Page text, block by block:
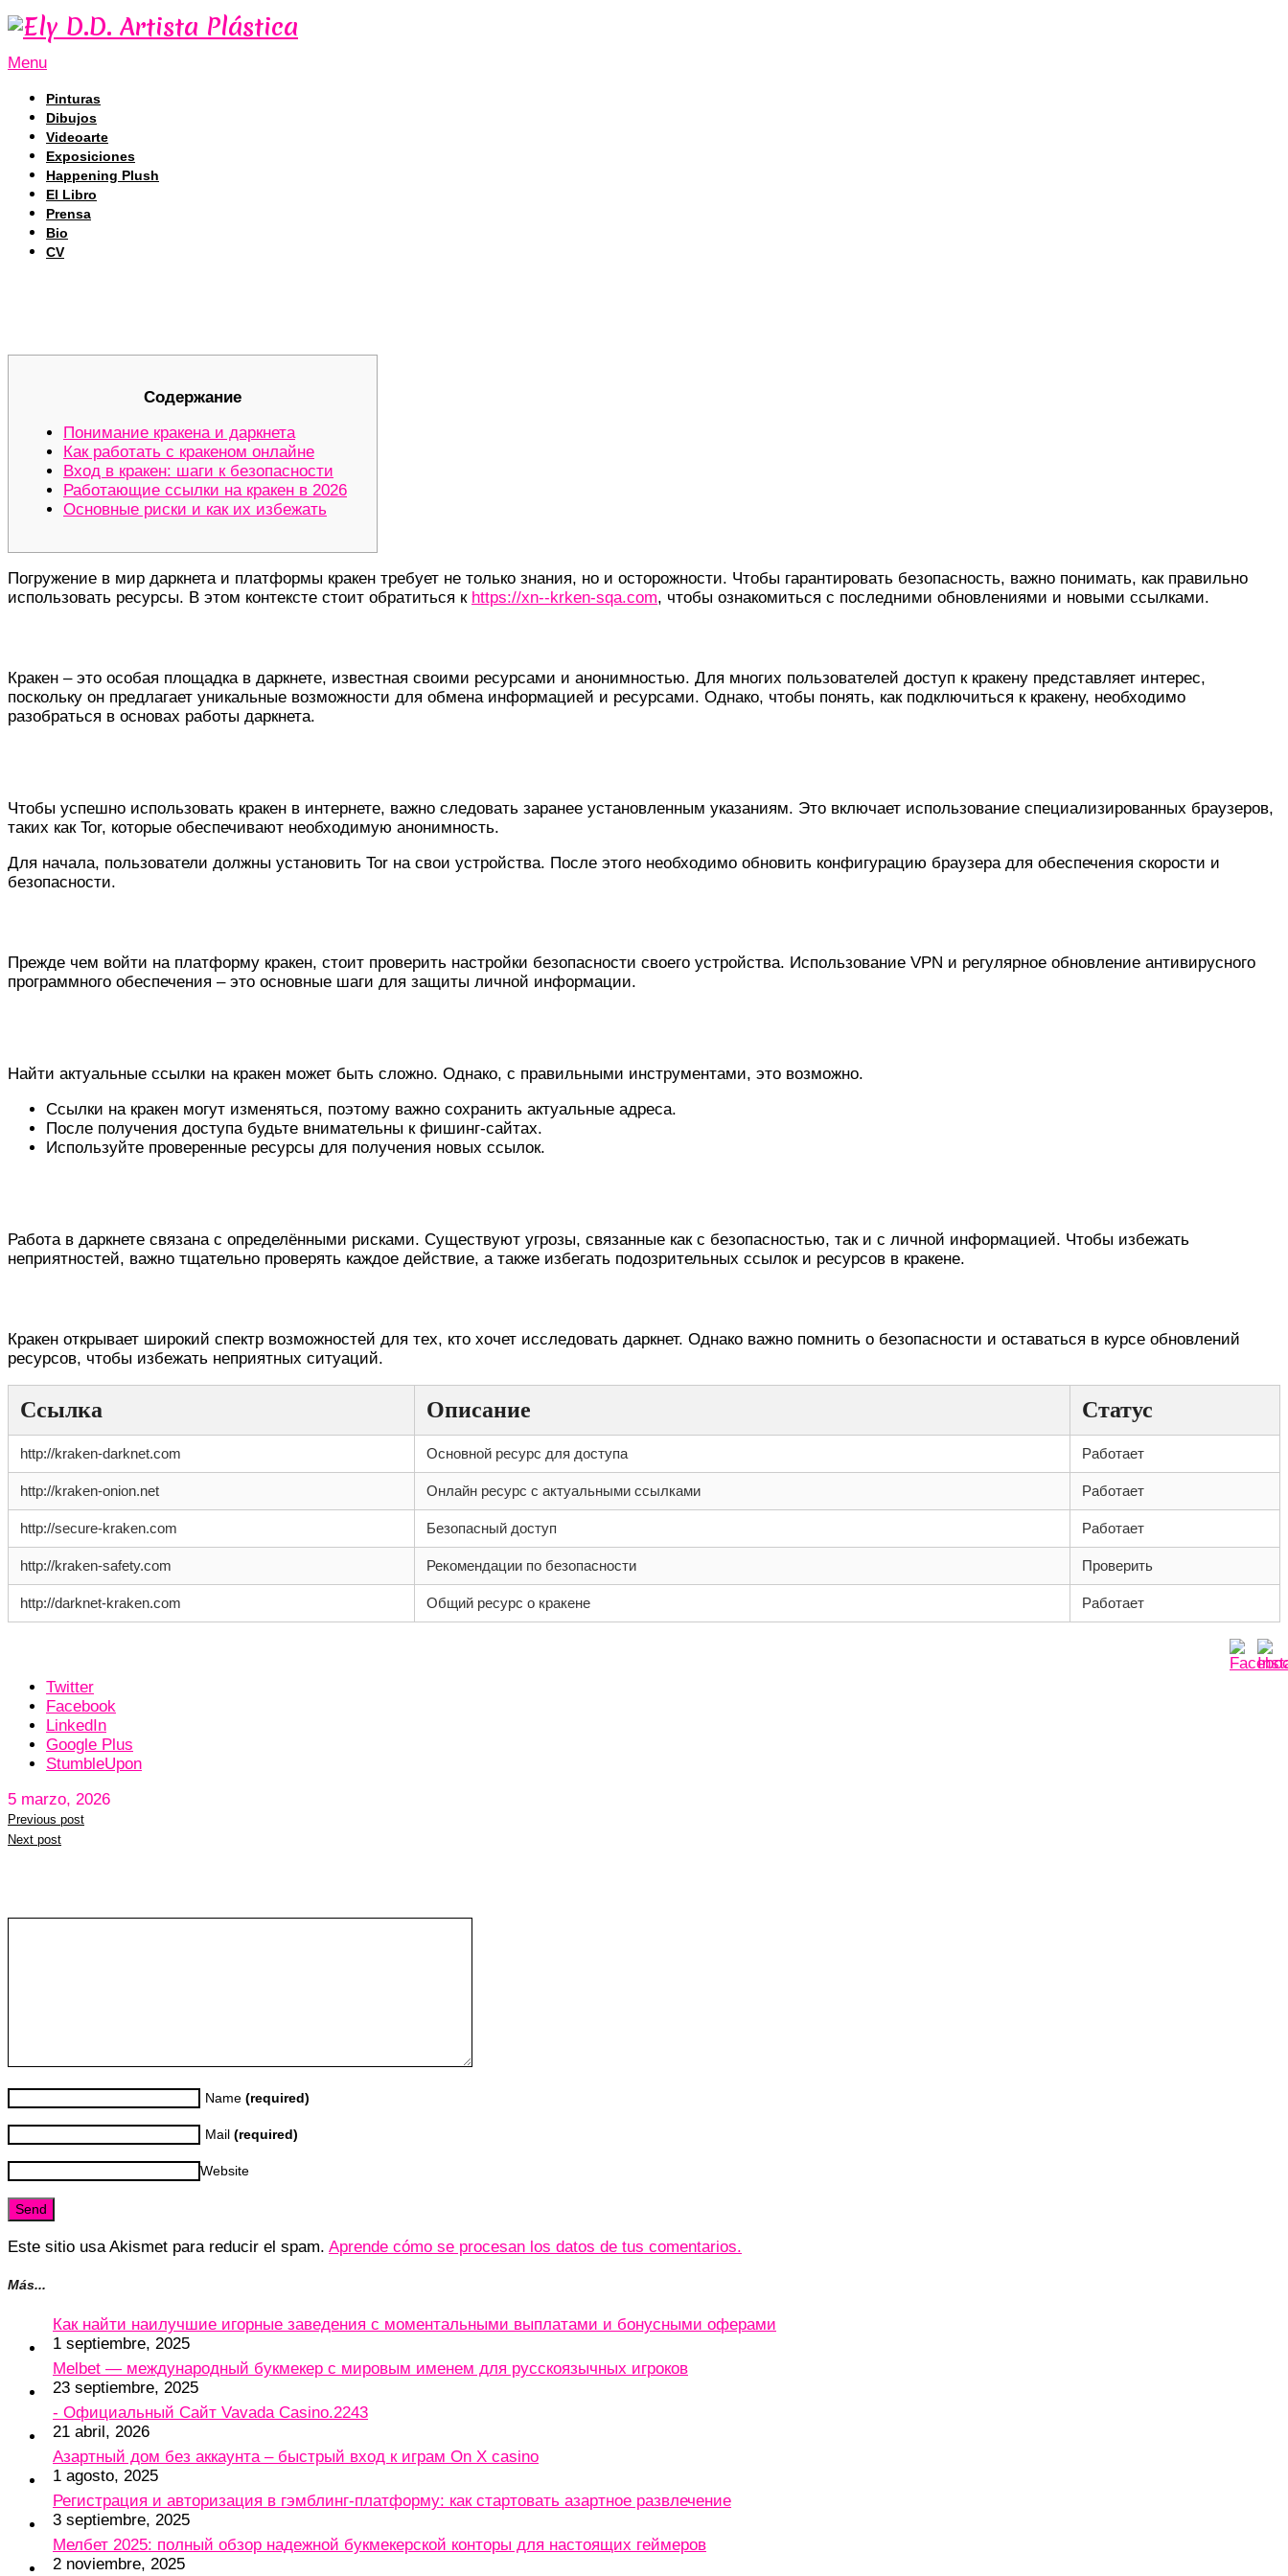
Menu
Pinturas
Dibujos
Videoarte
Exposiciones
Happening Plush
El Libro
Prensa
Bio
CV
Содержание
Понимание кракена и даркнета
Как работать с кракеном онлайне
Вход в кракен: шаги к безопасности
Работающие ссылки на кракен в 2026
Основные риски и как их избежать
Погружение в мир даркнета и платформы кракен требует не только знания, но и осторожности. Чтобы гарантировать безопасность, важно понимать, как правильно
использовать ресурсы. В этом контексте стоит обратиться к https://xn--krken-sqa.com, чтобы ознакомиться с последними обновлениями и новыми ссылками.
Кракен – это особая площадка в даркнете, известная своими ресурсами и анонимностью. Для многих пользователей доступ к кракену представляет интерес,
поскольку он предлагает уникальные возможности для обмена информацией и ресурсами. Однако, чтобы понять, как подключиться к кракену, необходимо
разобраться в основах работы даркнета.
Чтобы успешно использовать кракен в интернете, важно следовать заранее установленным указаниям. Это включает использование специализированных браузеров,
таких как Tor, которые обеспечивают необходимую анонимность.
Для начала, пользователи должны установить Tor на свои устройства. После этого необходимо обновить конфигурацию браузера для обеспечения скорости и
безопасности.
Прежде чем войти на платформу кракен, стоит проверить настройки безопасности своего устройства. Использование VPN и регулярное обновление антивирусного
программного обеспечения – это основные шаги для защиты личной информации.
Найти актуальные ссылки на кракен может быть сложно. Однако, с правильными инструментами, это возможно.
Ссылки на кракен могут изменяться, поэтому важно сохранить актуальные адреса.
После получения доступа будьте внимательны к фишинг-сайтах.
Используйте проверенные ресурсы для получения новых ссылок.
Работа в даркнете связана с определёнными рисками. Существуют угрозы, связанные как с безопасностью, так и с личной информацией. Чтобы избежать
неприятностей, важно тщательно проверять каждое действие, а также избегать подозрительных ссылок и ресурсов в кракене.
Кракен открывает широкий спектр возможностей для тех, кто хочет исследовать даркнет. Однако важно помнить о безопасности и оставаться в курсе обновлений
ресурсов, чтобы избежать неприятных ситуаций.
Ссылка Описание Статус
http://kraken-darknet.com Основной ресурс для доступа Работает
http://kraken-onion.net Онлайн ресурс с актуальными ссылками Работает
http://secure-kraken.com Безопасный доступ Работает
http://kraken-safety.com Рекомендации по безопасности Проверить
http://darknet-kraken.com Общий ресурс о кракене Работает
Twitter
Facebook
LinkedIn
Google Plus
StumbleUpon
5 marzo, 2026
Previous post
Next post
Name (required)
Mail (required)
Website
Este sitio usa Akismet para reducir el spam. Aprende cómo se procesan los datos de tus comentarios.
Más...
Как найти наилучшие игорные заведения с моментальными выплатами и бонусными оферами
1 septiembre, 2025
Melbet — международный букмекер с мировым именем для русскоязычных игроков
23 septiembre, 2025
- Официальный Сайт Vavada Casino.2243
21 abril, 2026
Азартный дом без аккаунта – быстрый вход к играм On X casino
1 agosto, 2025
Регистрация и авторизация в гэмблинг-платформу: как стартовать азартное развлечение
3 septiembre, 2025
Мелбет 2025: полный обзор надежной букмекерской конторы для настоящих геймеров
2 noviembre, 2025